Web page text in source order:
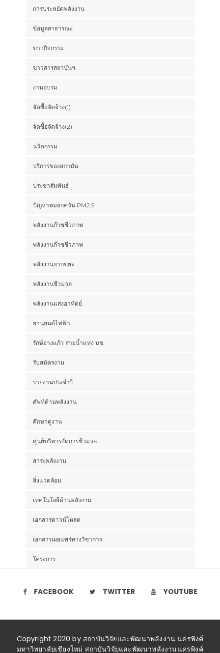
การประหยัดพลังงาน
ข้อมูลสาธารณะ
ข่าวกิจกรรม
ข่าวสารสถาบันฯ
งานอบรม
จัดซื้อจัดจ้าง(1)
จัดซื้อจัดจ้าง(2)
นวัตกรรม
บริการของสถาบัน
ประชาสัมพันธ์
ปัญหาหมอกควัน PM2.5
พลังงานก๊าซชีวภาพ
พลังงานก๊าซชีวภาพ
พลังงานจากขยะ
พลังงานชีวมวล
พลังงานแสงอาทิตย์
ยานยนต์ไฟฟ้า
รักษ์อ่างแก้ว สายน้ำแห่ง มช.
รับสมัครงาน
รายงานประจำปี
ศัพท์ด้านพลังงาน
ศึกษาดูงาน
ศูนย์บริหารจัดการชีวมวล
สาระพลังงาน
สิ่งแวดล้อม
เทคโนโลยีด้านพลังงาน
เอกสารดาวน์โหลด
เอกสารเผยแพร่ทางวิชาการ
โครงการ
FACEBOOK TWITTER YOUTUBE
Copyright 2020 by สถาบันวิจัยและพัฒนาพลังงาน นครพิงค์
มหาวิทยาลัยเชียงใหม่ สถาบันวิจัยและพัฒนาพลังงานนครพิงค์